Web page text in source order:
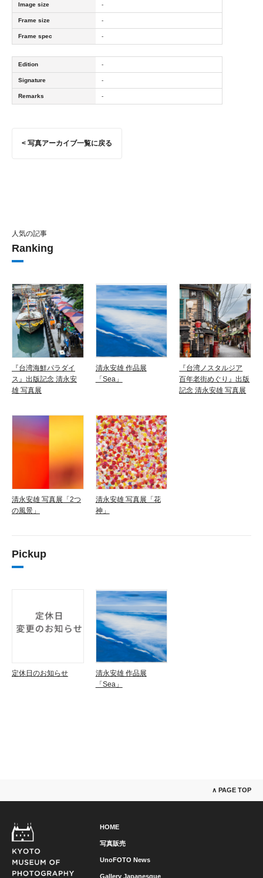
Image size -
Frame size -
Frame spec -
Edition -
Signature -
Remarks -
< 写真アーカイブ一覧に戻る
人気の記事
Ranking
『台湾海鮮パラダイ
ス』出版記念 清永安
雄 写真展
清永安雄 作品展
「Sea」
『台湾ノスタルジア
百年老街めぐり』出版
記念 清永安雄 写真展
清永安雄 写真展「2つ
の風景」
清永安雄 写真展「花
神」
Pickup
定休日のお知らせ
清永安雄 作品展
「Sea」
∧ PAGE TOP
HOME
写真販売
UnoFOTO News
Gallery Japanesque